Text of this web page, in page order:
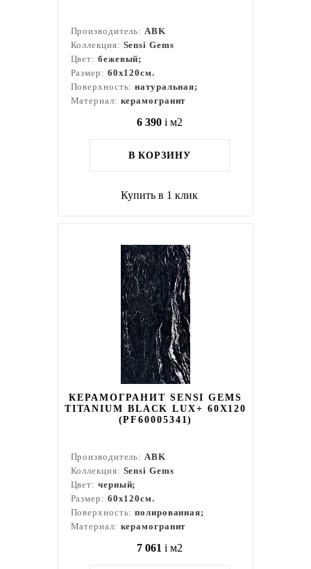
Производитель:ABK
Коллекция: Sensi Gems
Цвет: бежевый;
Размер: 60x120см.
Поверхность:натуральная;
Материал: керамогранит
6 390 i м2
В КОРЗИНУ
Купить в 1 клик
КЕРАМОГРАНИТ SENSI GEMS
TITANIUM BLACK LUX+ 60X120
(PF60005341)
Производитель:ABK
Коллекция: Sensi Gems
Цвет: черный;
Размер: 60x120см.
Поверхность:полированная;
Материал: керамогранит
7 061 i м2